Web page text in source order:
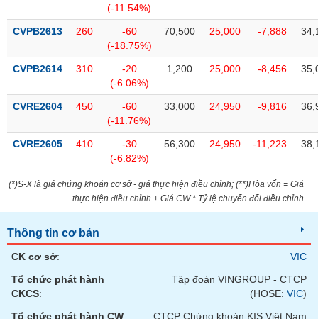
(-11.54%)
CVPB2613 260
-60
(-18.75%)
70,500 25,000 -7,888
CVPB2614 310
-20
(-6.06%)
1,200 25,000 -8,456
CVRE2604 450
-60
(-11.76%)
33,000 24,950 -9,816
CVRE2605 410
-30
(-6.82%)
56,300 24,950 -11,223
(*)S-X là giá chứng khoán cơ sở - giá thực hiện điều chỉnh; (**)Hòa vốn = Giá
thực hiện điều chỉnh + Giá CW * Tỷ lệ chuyển đổi điều chỉnh
Thông tin cơ bản
CK cơ sở:
VIC
Tổ chức phát hành
CKCS:
Tập đoàn VINGROUP - CTCP
(HOSE: VIC)
Tổ chức phát hành CW:
CTCP Chứng khoán KIS Việt Nam
Công
đầu
tư
thông
tài
chính